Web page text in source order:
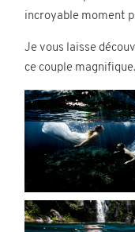
incroyable moment
Je vous laisse
ce couple magnifique.